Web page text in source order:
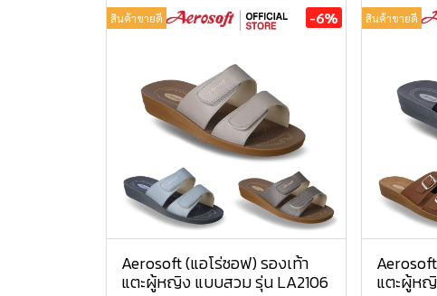
สินค้าขายดี -6%
Aerosoft (แอโร่ซอฟ) รองเท้า
แตะผู้หญิง แบบสวม รุ่น LA2106
สินค้าขายดี
แตะผู้หญิ